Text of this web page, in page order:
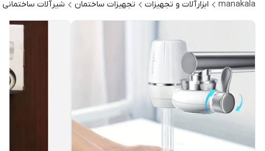
manakala ابزارآلات و تجهیزات تجهیزات ساختمان شیرآلات ساختمانی